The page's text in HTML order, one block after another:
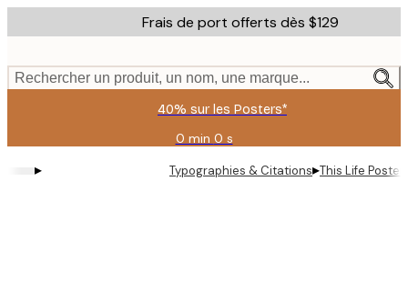
to
content.
Frais de port offerts dès $129
Rechercher un produit, un nom, une marque...
40% sur les Posters*
0 min 0 s
Valable
jusqu'au
:
▸ Typographies & Citations▸This Life Poster